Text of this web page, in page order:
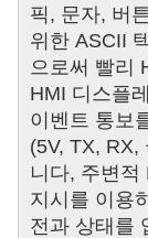
픽, 문자, 버
위한 ASCII
으로써 빨리
HMI 디스플
이벤트 통보
(5V, TX, RX,
니다, 주변적
지시를 이용
전과 상태를